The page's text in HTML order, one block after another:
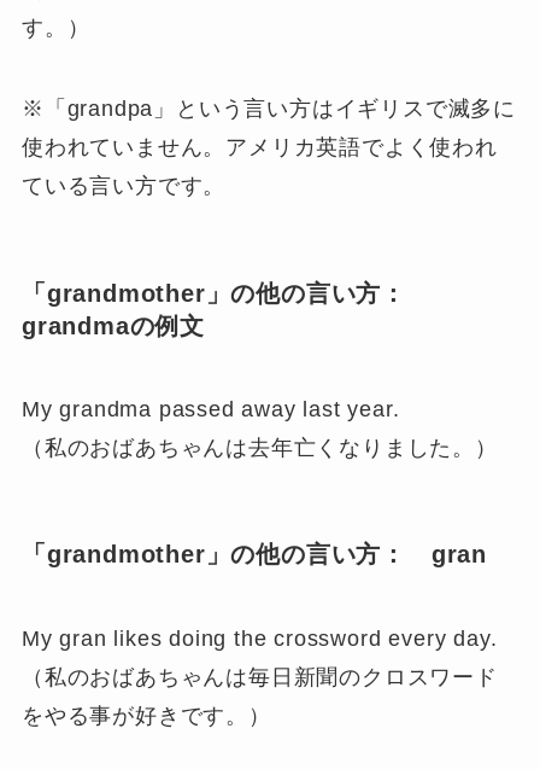
す。）
※「grandpa」という言い方はイギリスで滅多に
使われていません。アメリカ英語でよく使われ
ている言い方です。
「grandmother」の他の言い方：
grandmaの例文
My grandma passed away last year.
（私のおばあちゃんは去年亡くなりました。）
「grandmother」の他の言い方： gran
My gran likes doing the crossword every day.
（私のおばあちゃんは毎日新聞のクロスワード
をやる事が好きです。）